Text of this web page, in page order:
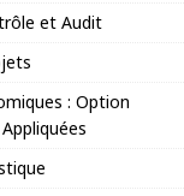
et Audit
: Option